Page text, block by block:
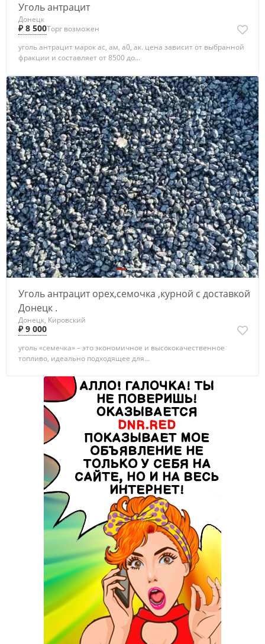
Уголь антрацит
Донецк
₽ 8 500Торг возможен
уголь антрацит марок ас, ам, а0, ак. цена зависит от выбранной
фракции и составляет от 8500 до...
3
Уголь антрацит орех,семочка ,курной с доставкой
Донецк .
Донецк, Кировский
₽ 9 000
уголь «семечка» – это экономичное и высококачественное
топливо, идеально подходящее для...